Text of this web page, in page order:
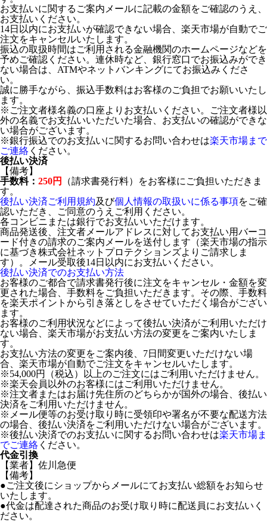
お支払いに関するご案内メールに記載の金額をご確認のうえ、
お支払いください。
14日以内にお支払いが確認できない場合、楽天市場が自動でご
注文をキャンセルいたします。
振込の取扱時間はご利用される金融機関のホームページなどを
予めご確認ください。連休時など、銀行窓口でお振込みができ
ない場合は、ATMやネットバンキングにてお振込みくださ
い。
誠に勝手ながら、振込手数料はお客様のご負担でお願いいたし
ます。
※ご注文者様名義の口座よりお支払いください。ご注文者様以
外の名義でお支払いいただいた場合、お支払いの確認ができな
い場合がございます。
※銀行振込でのお支払いに関するお問い合わせは楽天市場まで
ご連絡 ください。
後払い決済
【備考】
手数料： 250円
（請求書発行料）をお客様にご負担いただきま
す。
後払い決済ご利用規約及び個人情報の取扱いに係る事項をご確
認いただき、ご同意のうえご利用ください。
各コンビニまたは銀行でお支払いいただけます。
商品発送後、注文者メールアドレスに対してお支払い用バーコ
ード付きの請求のご案内メールを送付します（楽天市場の指示
に基づき株式会社ネットプロテクションズよりご請求しま
す）。メール受取後14日以内にお支払いください。
後払い決済でのお支払い方法
お客様のご都合で請求書発行後に注文をキャンセル・金額を変
更された場合、手数料をご負担いただきます。その際、手数料
を楽天ポイントから引き落としをさせていただく場合がござい
ます。
お客様のご利用状況などによって後払い決済がご利用いただけ
ない場合、楽天市場がお支払い方法の変更をご案内いたしま
す。
お支払い方法の変更をご案内後、7日間変更いただけない場
合、楽天市場が自動でご注文をキャンセルいたします。
※54,000円（税込）以上のご注文にはご利用いただけません。
※楽天会員以外のお客様にはご利用いただけません。
※注文者またはお届け先住所のどちらかが国外の場合、後払い
決済をご利用いただけません。
※メール便等のお受け取り時に受領印や署名が不要な配送方法
の場合、後払い決済をご利用いただけない場合がございます。
※後払い決済でのお支払いに関するお問い合わせは楽天市場ま
でご連絡 ください。
代金引換
【業者】佐川急便
【備考】
●ご注文後にショップからメールにてお支払い総額をお知らせ
いたします。
●代金は配達された商品のお受け取り時に配送員にお支払いく
ださい。